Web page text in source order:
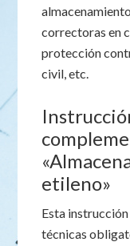
correctoras en
protección
civil, etc.
etileno»
Esta
técnicas